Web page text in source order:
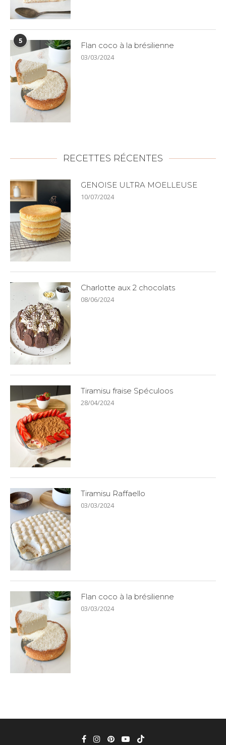
5
Flan coco à la brésilienne
03/03/2024
RECETTES RÉCENTES
GENOISE ULTRA MOELLEUSE
10/07/2024
Charlotte aux 2 chocolats
08/06/2024
Tiramisu fraise Spéculoos
28/04/2024
Tiramisu Raffaello
03/03/2024
Flan coco à la brésilienne
03/03/2024